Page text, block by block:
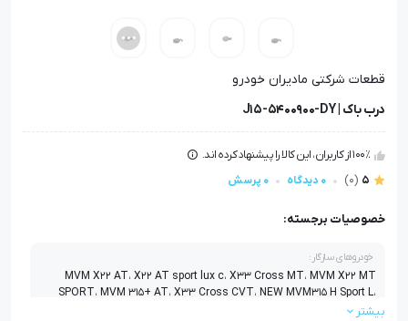
🤩 بهترین قیمت در
30 روز گذشته
قطعات شرکتی مادیران خودرو
درب باک | J15-5400900-DY
100٪ از کاربران، این کالا را پیشنهاد کرده اند.
5
(0) 0 دیدگاه 0 پرسش
خصوصیات برجسته:
خودروهای سازگار:
MVM X22 AT، X22 AT sport lux c، X33 Cross MT، MVM X22 MT
SPORT، MVM 315+ AT، X33 Cross CVT، NEW MVM315 H Sport L،
MVM X22 AT SPORT، X22 Pro IE Turbo، MVM315 H، X22 1.0 Turbo،
بیشتر